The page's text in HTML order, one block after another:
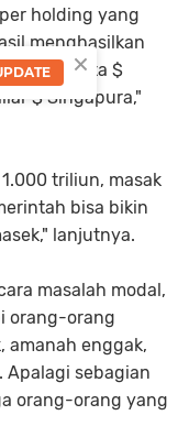
holding yang
menghasilkan
350 juta $
$ Singapura,"
triliun, masak
bisa bikin
lanjutnya.
masalah modal,
orang-orang
amanah enggak,
Apalagi sebagian
orang-orang yang
×